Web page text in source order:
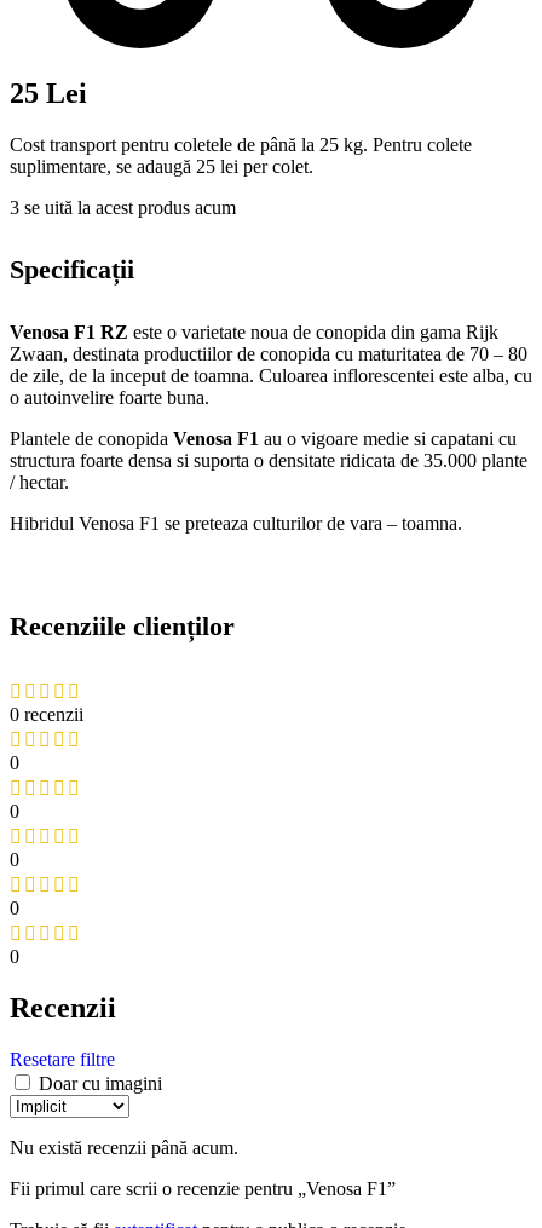
25 Lei
Cost transport pentru coletele de până la 25 kg. Pentru colete
suplimentare, se adaugă 25 lei per colet.
3 se uită la acest produs acum
Specificații
Venosa F1 RZ este o varietate noua de conopida din gama Rijk
Zwaan, destinata productiilor de conopida cu maturitatea de 70 – 80
de zile, de la inceput de toamna. Culoarea inflorescentei este alba, cu
o autoinvelire foarte buna.
Plantele de conopida Venosa F1 au o vigoare medie si capatani cu
structura foarte densa si suporta o densitate ridicata de 35.000 plante
/ hectar.
Hibridul Venosa F1 se preteaza culturilor de vara – toamna.
Recenziile clienților
0 recenzii
0
0
0
0
0
Recenzii
Resetare filtre
Doar cu imagini
Nu există recenzii până acum.
Fii primul care scrii o recenzie pentru „Venosa F1”